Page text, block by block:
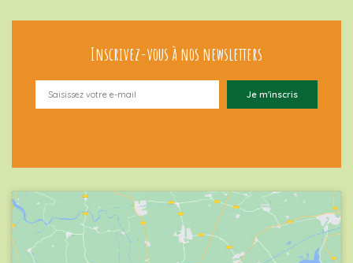
Inscrivez-vous à nos newsletters